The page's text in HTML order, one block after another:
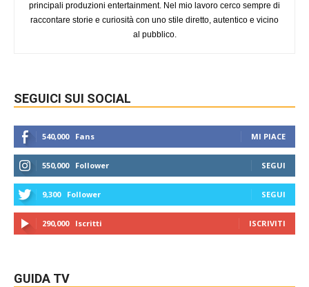
principali produzioni entertainment. Nel mio lavoro cerco sempre di
raccontare storie e curiosità con uno stile diretto, autentico e vicino
al pubblico.
SEGUICI SUI SOCIAL
540,000 Fans MI PIACE
550,000 Follower SEGUI
9,300 Follower SEGUI
290,000 Iscritti ISCRIVITI
GUIDA TV